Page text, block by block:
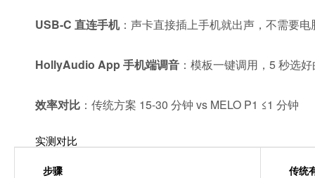
USB-C 直连手机：声卡直接插上手机就出声，不需要
HollyAudio App 手机端调音 ：模板一键调用，5 秒选
效率对比 ：传统方案 15-30 分钟 vs MELO P1 ≤1 分钟
实测对比
步骤 传统